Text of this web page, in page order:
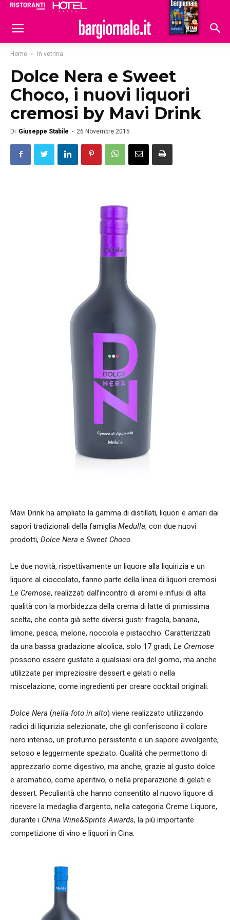
Hoteldomani
Home In vetrina
Dolce Nera e Sweet
Choco, i nuovi liquori
cremosi by Mavi Drink
Di Giuseppe Stabile - 26 Novembre 2015
Mavi Drink ha ampliato la gamma di distillati, liquori e amari dai
sapori tradizionali della famiglia Medulla, con due nuovi
prodotti, Dolce Nera e Sweet Choco.
Le due novità, rispettivamente un liquore alla liquirizia e un
liquore al cioccolato, fanno parte della linea di liquori cremosi
Le Cremose, realizzati dall’incontro di aromi e infusi di alta
qualità con la morbidezza della crema di latte di primissima
scelta, che conta già sette diversi gusti: fragola, banana,
limone, pesca, melone, nocciola e pistacchio. Caratterizzati
da una bassa gradazione alcolica, solo 17 gradi, Le Cremose
possono essere gustate a qualsiasi ora del giorno, ma anche
utilizzate per impreziosire dessert e gelati o nella
miscelazione, come ingredienti per creare cocktail originali.
Dolce Nera (nella foto in alto) viene realizzato utilizzando
radici di liquirizia selezionate, che gli conferiscono il colore
nero intenso, un profumo persistente e un sapore avvolgente,
setoso e leggermente speziato. Qualità che permettono di
apprezzarlo come digestivo, ma anche, grazie al gusto dolce
e aromatico, come aperitivo, o nella preparazione di gelati e
dessert. Peculiarità che hanno consentito al nuovo liquore di
ricevere la medaglia d’argento, nella categoria Creme Liquore,
durante i China Wine&Spirits Awards, la più importante
competizione di vino e liquori in Cina.